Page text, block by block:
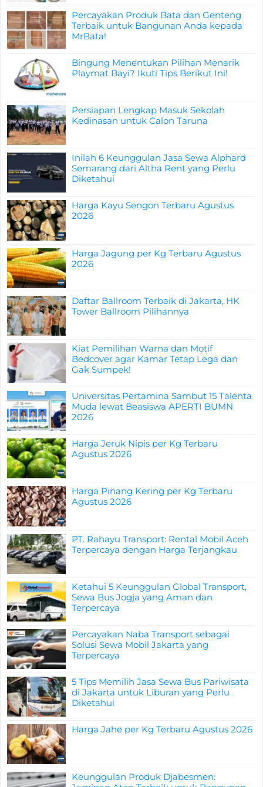
Percayakan Produk Bata dan Genteng
Terbaik untuk Bangunan Anda kepada
MrBata!
Bingung Menentukan Pilihan Menarik
Playmat Bayi? Ikuti Tips Berikut Ini!
Persiapan Lengkap Masuk Sekolah
Kedinasan untuk Calon Taruna
Inilah 6 Keunggulan Jasa Sewa Alphard
Semarang dari Altha Rent yang Perlu
Diketahui
Harga Kayu Sengon Terbaru Agustus
2026
Harga Jagung per Kg Terbaru Agustus
2026
Daftar Ballroom Terbaik di Jakarta, HK
Tower Ballroom Pilihannya
Kiat Pemilihan Warna dan Motif
Bedcover agar Kamar Tetap Lega dan
Gak Sumpek!
Universitas Pertamina Sambut 15 Talenta
Muda lewat Beasiswa APERTI BUMN
2026
Harga Jeruk Nipis per Kg Terbaru
Agustus 2026
Harga Pinang Kering per Kg Terbaru
Agustus 2026
PT. Rahayu Transport: Rental Mobil Aceh
Terpercaya dengan Harga Terjangkau
Ketahui 5 Keunggulan Global Transport,
Sewa Bus Jogja yang Aman dan
Terpercaya
Percayakan Naba Transport sebagai
Solusi Sewa Mobil Jakarta yang
Terpercaya
5 Tips Memilih Jasa Sewa Bus Pariwisata
di Jakarta untuk Liburan yang Perlu
Diketahui
Harga Jahe per Kg Terbaru Agustus 2026
Keunggulan Produk Djabesmen: